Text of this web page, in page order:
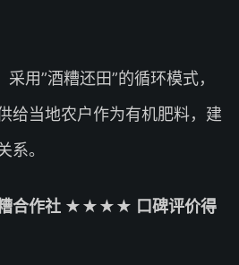
采用”酒糟还田”的循环模式，
给当地农户作为有机肥料，建
系。
糟合作社 ★★★★ 口碑评价得